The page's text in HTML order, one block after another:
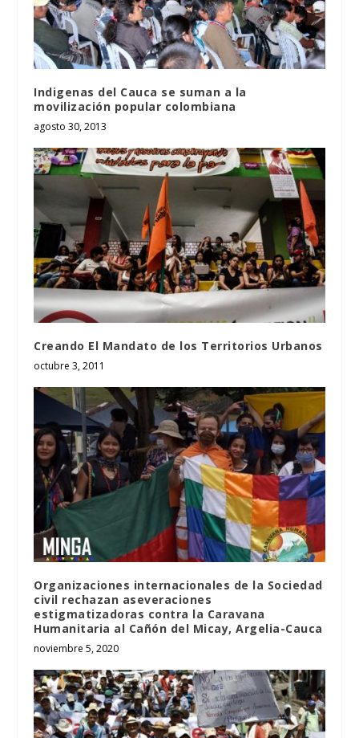
Indigenas del Cauca se suman a la
movilización popular colombiana
agosto 30, 2013
Creando El Mandato de los Territorios Urbanos
octubre 3, 2011
Organizaciones internacionales de la Sociedad
civil rechazan aseveraciones
estigmatizadoras contra la Caravana
Humanitaria al Cañón del Micay, Argelia-Cauca
noviembre 5, 2020